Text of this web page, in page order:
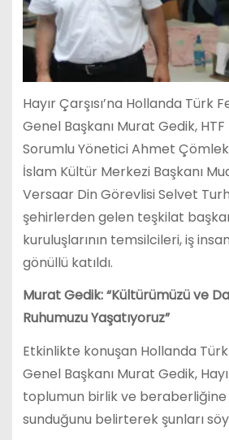
Hayır Çarşısı’na Hollanda Türk
Genel Başkanı Murat Gedik,
Sorumlu Yönetici Ahmet
İslam Kültür Merkezi Başkanı
Versaar Din Görevlisi Selvet
şehirlerden gelen teşkilat
kuruluşlarının temsilcileri, iş
gönüllü katıldı.
Murat Gedik: “Kültürümüzü ve
Ruhumuzu Yaşatıyoruz”
Etkinlikte konuşan Hollanda
Genel Başkanı Murat Gedik, Hayır
toplumun birlik ve beraberliğine
sunduğunu belirterek şunları